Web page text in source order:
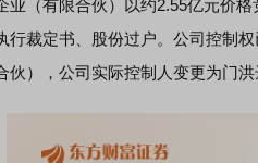
业（有限合伙）以约2.55亿元价
行裁定书、股份过户。公司控制
伙），公司实际控制人变更为门洪